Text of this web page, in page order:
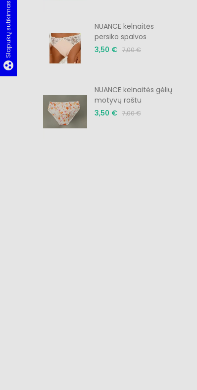
NUANCE kelnaitės
persiko spalvos
3,50 € 7,00 €
NUANCE kelnaitės gėlių
motyvų raštu
3,50 € 7,00 €
group_work
Slapukų sutikimas